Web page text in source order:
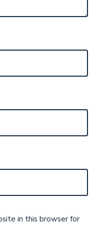
in this browser for